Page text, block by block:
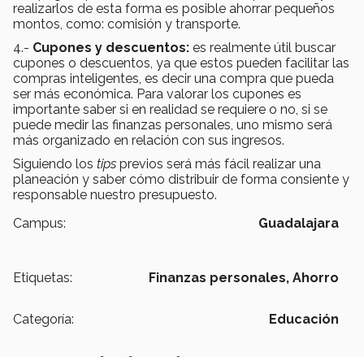
realizarlos de esta forma es posible ahorrar pequeños
montos, como: comisión y transporte.
4.- Cupones y descuentos: es realmente útil buscar
cupones o descuentos, ya que estos pueden facilitar las
compras inteligentes, es decir una compra que pueda
ser más económica. Para valorar los cupones es
importante saber si en realidad se requiere o no, si se
puede medir las finanzas personales, uno mismo será
más organizado en relación con sus ingresos.
Siguiendo los tips previos será más fácil realizar una
planeación y saber cómo distribuir de forma consiente y
responsable nuestro presupuesto.
Campus:
Guadalajara
Etiquetas: Finanzas personales, Ahorro
Categoría: Educación